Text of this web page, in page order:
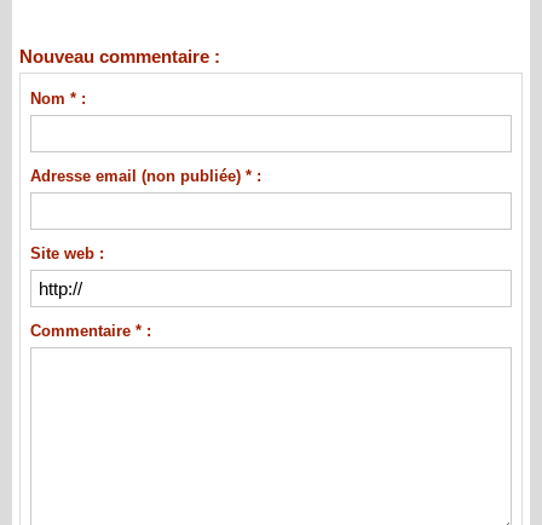
Nouveau commentaire :
Nom * :
Adresse email (non publiée) * :
Site web :
Commentaire * :